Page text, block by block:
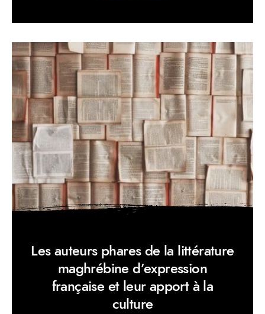
Les auteurs phares de la littérature
maghrébine d’expression
française et leur apport à la
culture